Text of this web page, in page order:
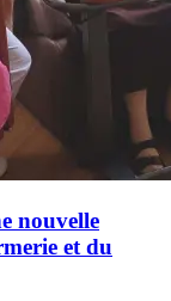
nouvelle
et du